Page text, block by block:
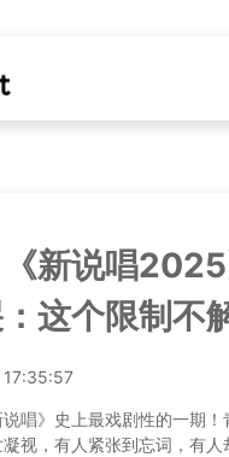
新说唱
这个限制不
唱》史上最戏剧性的一期
视，有人紧张到忘词，有